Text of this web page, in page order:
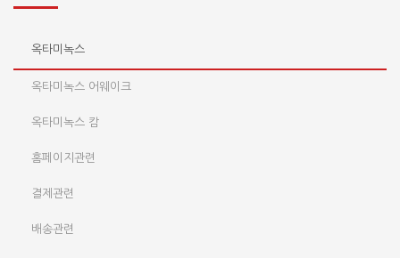
옥타미녹스
옥타미녹스 어웨이크
옥타미녹스 캄
홈페이지관련
결제관련
배송관련